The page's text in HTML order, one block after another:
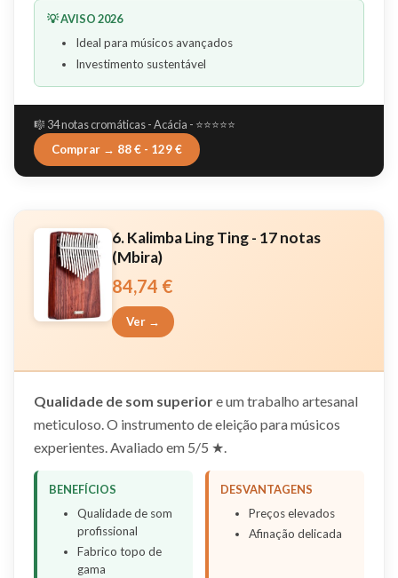
💡 AVISO 2026
Ideal para músicos avançados
Investimento sustentável
🎼 34 notas cromáticas - Acácia - ⭐⭐⭐⭐⭐
Comprar → 88 € - 129 €
6. Kalimba Ling Ting - 17 notas
(Mbira)
84,74 €
Ver →
Qualidade de som superiore um trabalho artesanal
meticuloso. O instrumento de eleição para músicos
experientes. Avaliado em 5/5 ★.
BENEFÍCIOS
Qualidade de som
profissional
Fabrico topo de
gama
DESVANTAGENS
Preços elevados
Afinação delicada